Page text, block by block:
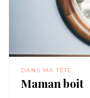
DANS MA TÊTE
Maman boit